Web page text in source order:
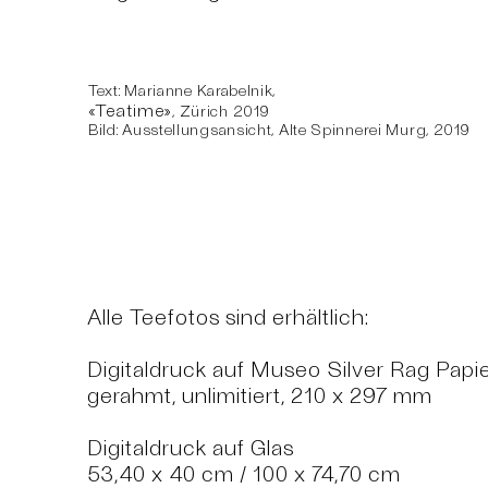
Text: Marianne Karabelnik,
«Teatime», Zürich 2019
Bild: Ausstellungsansicht, Alte Spinnerei Murg, 2019
Alle Teefotos sind erhältlich:
Digitaldruck auf Museo Silver Rag
gerahmt, unlimitiert, 210 x 297 mm
Digitaldruck auf Glas
53,40 x 40 cm / 100 x 74,70 cm